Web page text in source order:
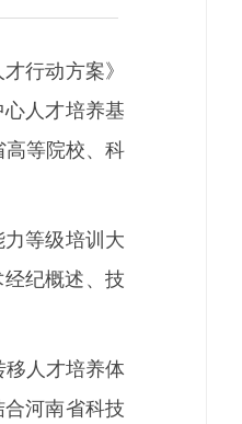
行动方案》
人才培养基
等院校、科
等级培训大
纪概述、技
人才培养体
河南省科技